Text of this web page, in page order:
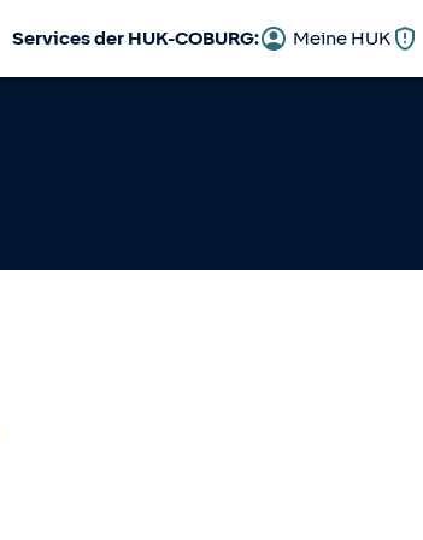
Services der HUK-COBURG: Meine HUK